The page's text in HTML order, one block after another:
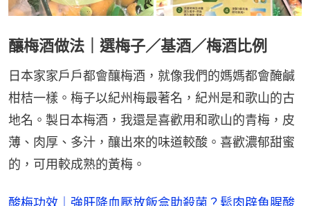
釀梅酒做法｜選梅子／基酒／梅酒比例
日本家家戶戶都會釀梅酒，就像我們的媽媽都會醃鹹
柑桔一樣。梅子以紀州梅最著名，紀州是和歌山的古
地名。製日本梅酒，我還是喜歡用和歌山的青梅，皮
薄、肉厚、多汁，釀出來的味道較酸。喜歡濃郁甜蜜
的，可用較成熟的黃梅。
酸梅功效｜強肝降血壓放飯盒助殺菌？鬆肉辟魚腥酸